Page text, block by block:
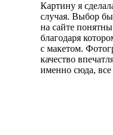
Картину я
случая. Выбор
на сайте
благодаря
с макетом.
качество
именно сюда,